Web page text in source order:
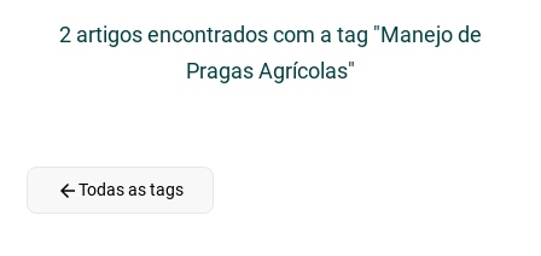
2 artigos encontrados com a tag "Manejo de
Pragas Agrícolas"
arrow_backTodas as tags